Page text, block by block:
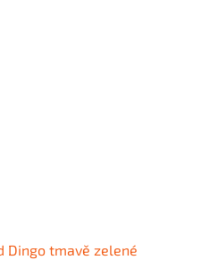
Dingo tmavě zelené